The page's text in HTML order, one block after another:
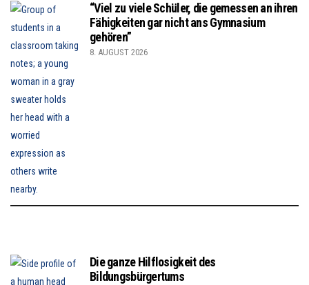
“Viel zu viele Schüler, die gemessen an ihren
Fähigkeiten gar nicht ans Gymnasium
gehören”
8. AUGUST 2026
Die ganze Hilflosigkeit des
Bildungsbürgertums